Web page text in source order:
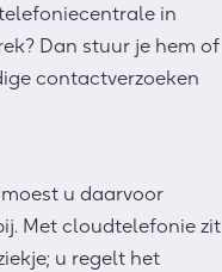
in
Dan stuur je hem of
contactverzoeken
u daarvoor
Met cloudtelefonie zit
u regelt het